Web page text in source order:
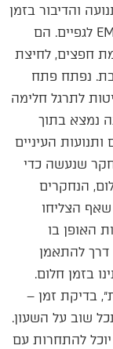
והדיבור בזמן
חלום על ידי חיבור אלקטרודות ממכשיר EMG לגפיים. הם
חפצים, לחיצת
נפתח פתח
לתרגל חלימה
נמצא בתוך
העיניים
שנעשה כדי
הנחקרים
שאף הצליחו
האופן בו
דרך להתאמן
בזמן חלום.
בדיקת זמן –
שוב על השעון.
להתחרות עם